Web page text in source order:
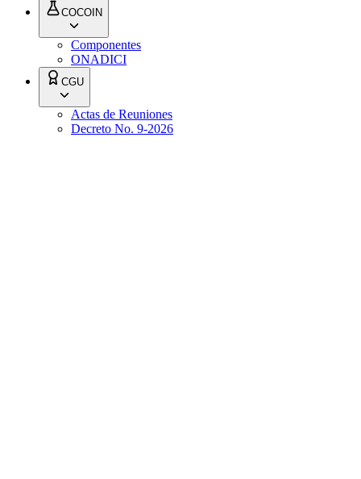
COCOIN
Componentes
ONADICI
CGU
Actas de Reuniones
Decreto No. 9-2026